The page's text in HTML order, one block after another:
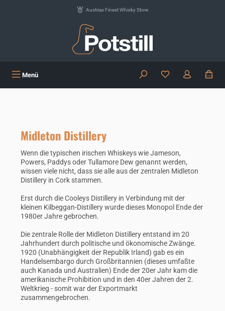
Austrias Finest Whisky Store
Menü Du hast 0
Midleton Distillery
Wenn die typischen irischen Whiskeys wie Jameson,
Powers, Paddys oder Tullamore Dew genannt werden,
wissen viele nicht, dass sie alle aus der zentralen Midleton
Distillery in Cork stammen.
Erst durch die Cooleys Distillery in Verbindung mit der
kleinen Kilbeggan-Distillery wurde dieses Monopol Ende der
1980er Jahre gebrochen.
Die zentrale Rolle der Midleton Distillery entstand im 20
Jahrhundert durch politische und ökonomische Zwänge.
1920 (Unabhängigkeit der Republik Irland) gab es ein
Handelsembargo durch Großbritannien (dieses umfaßte
auch Kanada und Australien) Ende der 20er Jahr kam die
amerikanische Prohibition und in den 40er Jahren der 2.
Weltkrieg - somit war der Exportmarkt
zusammengebrochen.